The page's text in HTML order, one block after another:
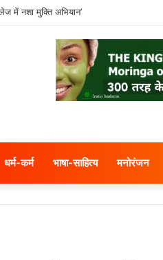
में नशा मुक्ति अभियान’
धर्म-कर्म भाषा-साहित्य मनोरंजन